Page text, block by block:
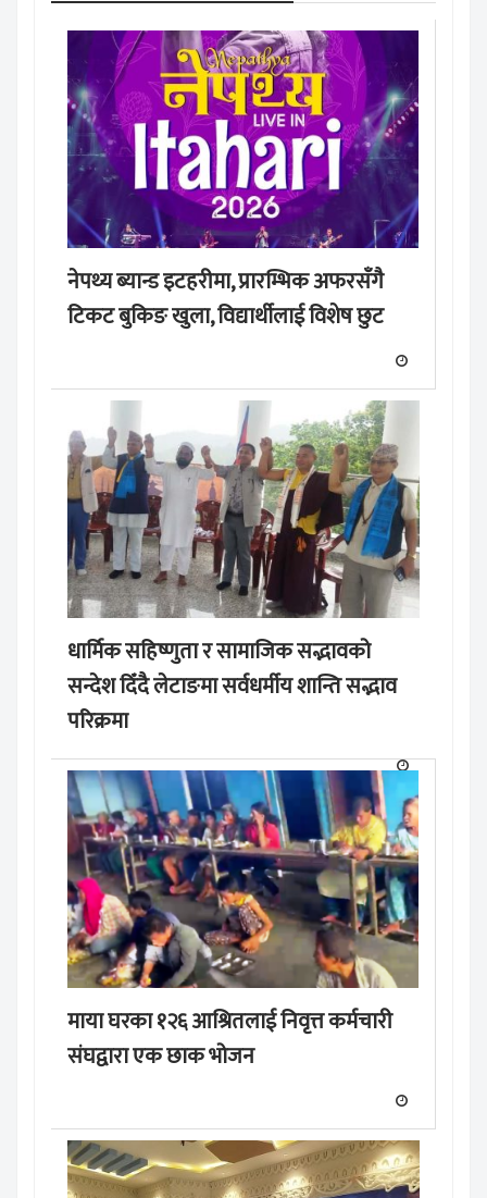
नेपथ्य ब्यान्ड इटहरीमा, प्रारम्भिक अफरसँगै
टिकट बुकिङ खुला, विद्यार्थीलाई विशेष छुट
धार्मिक सहिष्णुता र सामाजिक सद्भावको
सन्देश दिँदै लेटाङमा सर्वधर्मीय शान्ति सद्भाव
परिक्रमा
माया घरका १२६ आश्रितलाई निवृत्त कर्मचारी
संघद्वारा एक छाक भोजन